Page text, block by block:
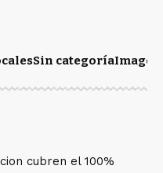
Sin categoríaImagen
cubren el 100%